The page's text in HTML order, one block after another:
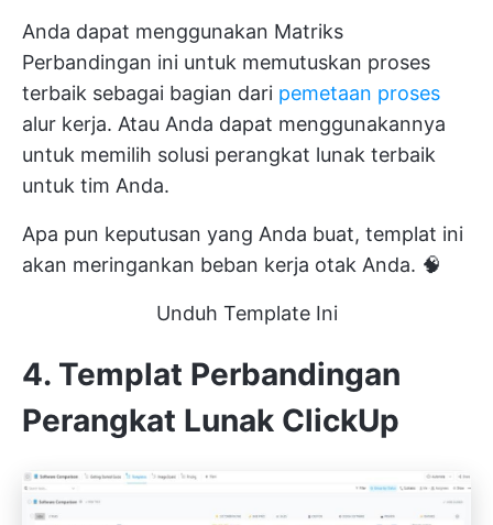
Anda dapat menggunakan Matriks
Perbandingan ini untuk memutuskan proses
terbaik sebagai bagian dari pemetaan proses
alur kerja. Atau Anda dapat menggunakannya
untuk memilih solusi perangkat lunak terbaik
untuk tim Anda.
Apa pun keputusan yang Anda buat, templat ini
akan meringankan beban kerja otak Anda. 🧠
Unduh Template Ini
4. Templat Perbandingan
Perangkat Lunak ClickUp